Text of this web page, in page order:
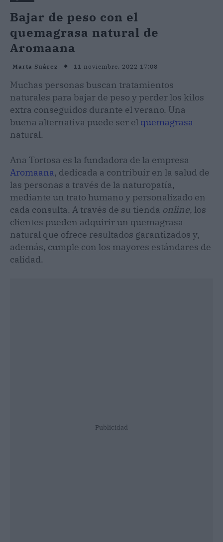
Bajar de peso con el
quemagrasa natural de
Aromaana
Marta Suárez 11 noviembre, 2022 17:08
Muchas personas buscan tratamientos
naturales para bajar de peso y perder los kilos
extra conseguidos durante el verano. Una
buena alternativa puede ser el quemagrasa
natural.
Ana Tortosa es la fundadora de la empresa
Aromaana, dedicada a contribuir en la salud de
las personas a través de la naturopatía,
mediante un trato humano y personalizado en
cada consulta. A través de su tienda online, los
clientes pueden adquirir un quemagrasa
natural que ofrece resultados garantizados y,
además, cumple con los mayores estándares de
calidad.
Publicidad